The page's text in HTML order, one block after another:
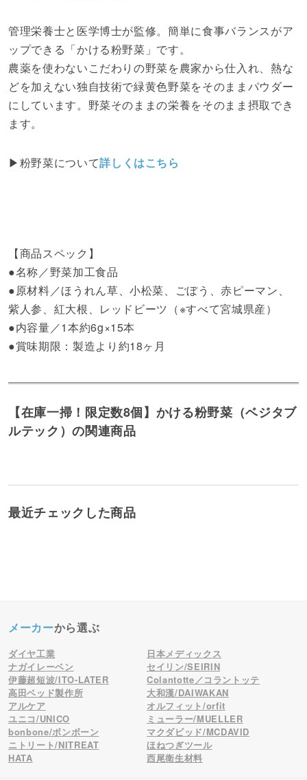
管理栄養士と医学博士が監修。簡単に食事バランスがア
ップできる「かける粉野菜」です。
農薬を使わないこだわりの野菜を農家から仕入れ、熱な
どを加えない独自技術で緑黄色野菜をそのままパウダー
にしています。野菜そのままの栄養をそのまま摂取でき
ます。
▶粉野菜について詳しくはこちら
【商品スペック】
●名称／野菜加工食品
●原材料／ほうれん草、小松菜、ごぼう、赤ピーマン、
紫人参、紅大根、レッドビーツ（※すべて宮城県産）
●内容量／1本約6g×15本
●賞味期限：製造より約18ヶ月
【在庫一掃！限定数8個】かける粉野菜（ベジタブ
ルテック）の関連商品
最近チェックした商品
メーカーから選ぶ
ダイヤ工業
日本メディックス
ナガイレーベン
セイリン/SEIRIN
伊藤超短波/ITO-LATER
Colantotte／コラントッテ
高田ベッド製作所
大和漢/DAIWAKAN
アルケア
オルフィット/orfit
ユニコ/UNICO
ミューラー/MUELLER
bonbone/ボンボーン
マクダビッド/MCDAVID
ニトリート/NITREAT
ほねつぎツール
HATA
西尾衛生材料